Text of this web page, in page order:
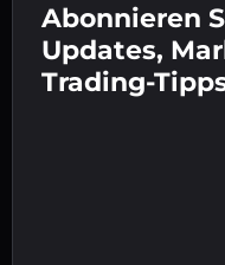
Gib deine Krypto-
mit dem
Bestätige deine
letzten Schritt
Sende die
Fiat in deiner
Abonnieren
Updates,
Trading-